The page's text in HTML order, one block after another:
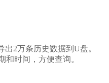
2万条历史数据到U盘。
和时间，方便查询。